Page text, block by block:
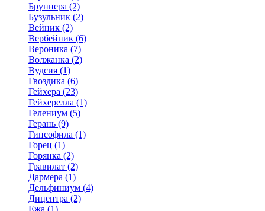
Бруннера (2)
Бузульник (2)
Вейник (2)
Вербейник (6)
Вероника (7)
Волжанка (2)
Вудсия (1)
Гвоздика (6)
Гейхера (23)
Гейхерелла (1)
Гелениум (5)
Герань (9)
Гипсофила (1)
Горец (1)
Горянка (2)
Гравилат (2)
Дармера (1)
Дельфиниум (4)
Дицентра (2)
Ежа (1)